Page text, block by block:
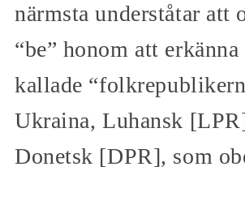
närmsta underståtar
“be” honom att erkänna
kallade
Ukraina, Luhansk
Donetsk [DPR], som